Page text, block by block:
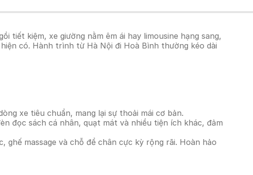
tiết kiệm, xe giường nằm êm ái hay limousine hạng sang,
có. Hành trình từ Hà Nội đi Hoà Bình thường kéo dài
xe tiêu chuẩn, mang lại sự thoải mái cơ bản.
đọc sách cá nhân, quạt mát và nhiều tiện ích khác, đảm
ghế massage và chỗ để chân cực kỳ rộng rãi. Hoàn hảo